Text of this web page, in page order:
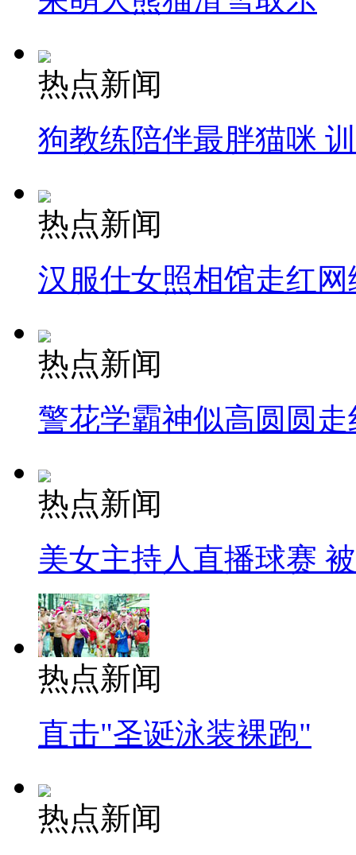
热点新闻
狗教练陪伴最胖猫咪
热点新闻
汉服仕女照相馆走红网
热点新闻
警花学霸神似高圆圆走
热点新闻
美女主持人直播球赛
热点新闻
直击"圣诞泳装裸跑"
热点新闻